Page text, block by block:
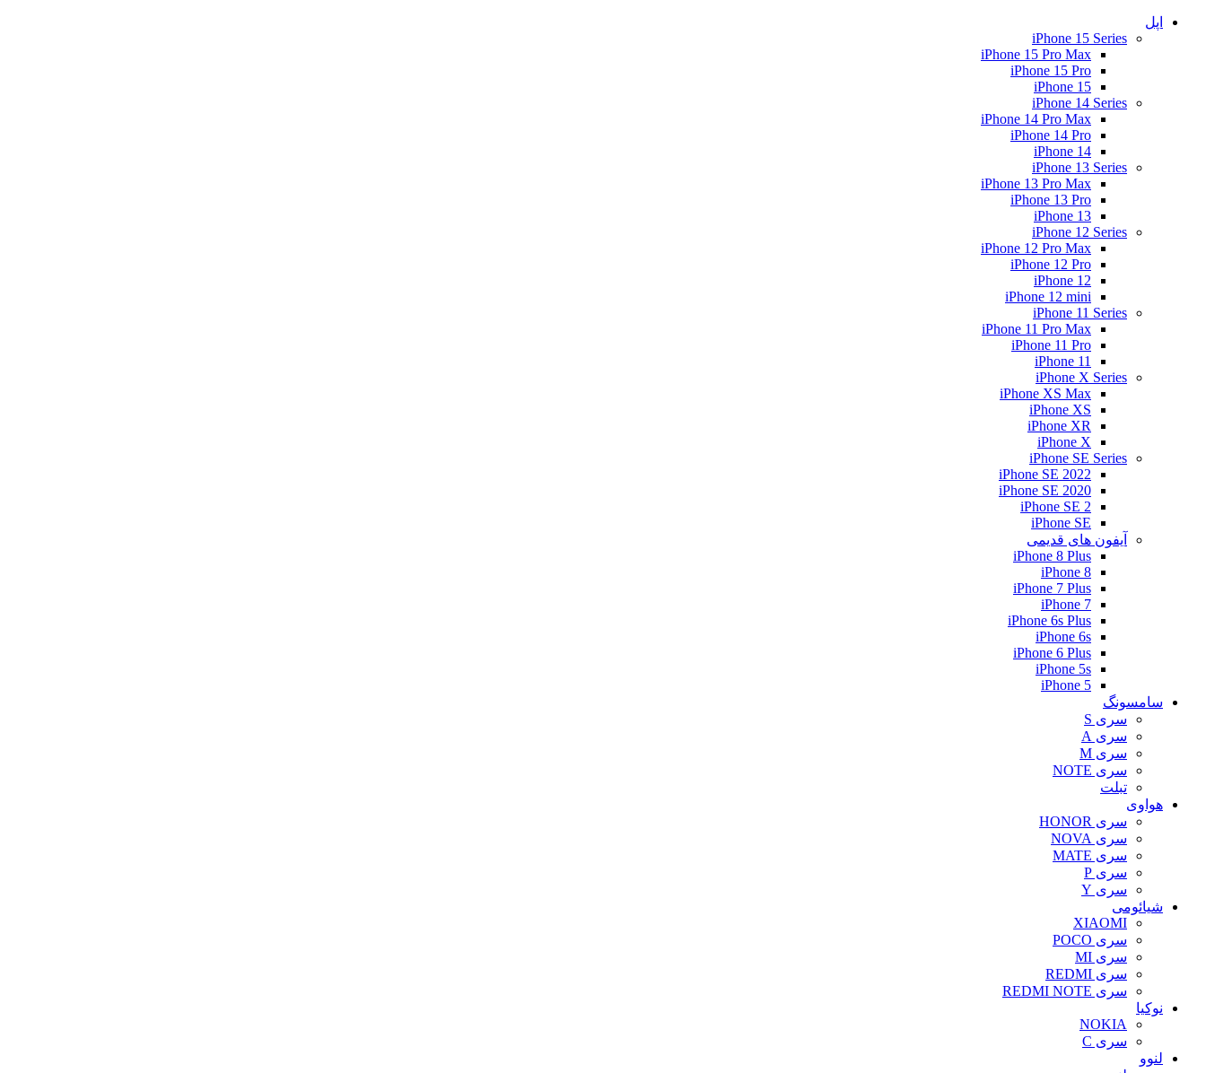
اپل
iPhone 15 Series
iPhone 15 Pro Max
iPhone 15 Pro
iPhone 15
iPhone 14 Series
iPhone 14 Pro Max
iPhone 14 Pro
iPhone 14
iPhone 13 Series
iPhone 13 Pro Max
iPhone 13 Pro
iPhone 13
iPhone 12 Series
iPhone 12 Pro Max
iPhone 12 Pro
iPhone 12
iPhone 12 mini
iPhone 11 Series
iPhone 11 Pro Max
iPhone 11 Pro
iPhone 11
iPhone X Series
iPhone XS Max
iPhone XS
iPhone XR
iPhone X
iPhone SE Series
iPhone SE 2022
iPhone SE 2020
iPhone SE 2
iPhone SE
آیفون های قدیمی
iPhone 8 Plus
iPhone 8
iPhone 7 Plus
iPhone 7
iPhone 6s Plus
iPhone 6s
iPhone 6 Plus
iPhone 5s
iPhone 5
سامسونگ
سری S
سری A
سری M
سری NOTE
تبلت
هواوی
سری HONOR
سری NOVA
سری MATE
سری P
سری Y
شیائومی
XIAOMI
سری POCO
سری MI
سری REDMI
سری REDMI NOTE
نوکیا
NOKIA
سری C
لنوو